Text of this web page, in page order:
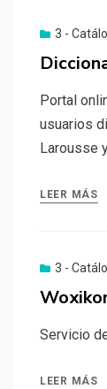
3 -
Portal
usuarios
Larousse
LEER MÁS
3 -
Servicio
LEER MÁS